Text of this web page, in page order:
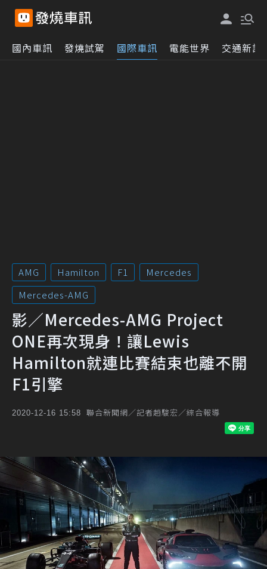
國內車訊 發燒試駕 國際車訊 電能世界 交通新訊
AMG Hamilton F1
Mercedes
Mercedes-AMG
影／Mercedes-AMG Project
ONE再次現身！讓Lewis
Hamilton就連比賽結束也離不開
F1引擎
2020-12-16 15:58 聯合新聞網／記者趙駿宏／綜合報導